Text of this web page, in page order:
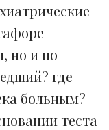
но и по
где
больным?
теста